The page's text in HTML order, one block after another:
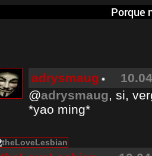
Porque
adrysmaug
@adrysmaug, si,
*yao ming*